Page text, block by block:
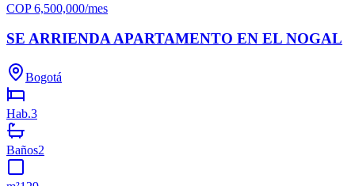
COP 6,500,000/mes
SE ARRIENDA APARTAMENTO EN EL NOGAL
Bogotá
Hab.3
Baños2